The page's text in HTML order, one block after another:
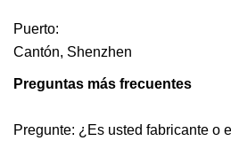
Puerto:
Cantón, Shenzhen
Preguntas más frecuentes
Pregunte: ¿Es usted fabricante o